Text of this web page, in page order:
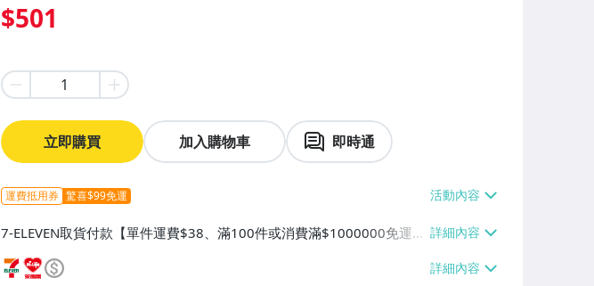
$501
立即購買 加入購物車 即時通
運費抵用券 驚喜$99免運
7-ELEVEN取貨付款【單件運費$38、滿100件或消費滿$1000000免運
費】、7-ELEVEN取貨不付款【單件運費$38】、萊爾富取貨付款【單件
運費$60、滿50件或消費滿$300000免運費】、郵局掛號【單件運費$5